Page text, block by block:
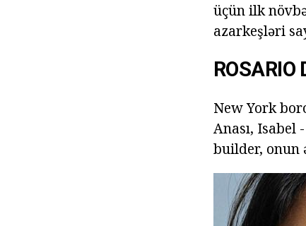
üçün ilk
azarkeşləri
New York
Anası, Isabel
builder, onun